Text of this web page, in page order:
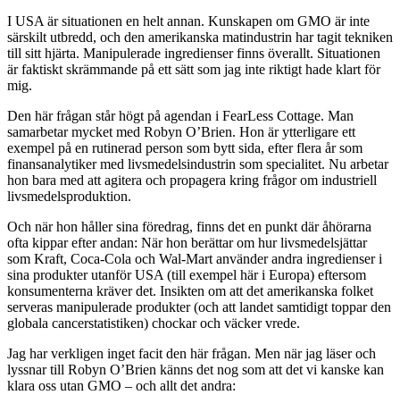
I USA är situationen en helt annan. Kunskapen om GMO är inte
särskilt utbredd, och den amerikanska matindustrin har tagit tekniken
till sitt hjärta. Manipulerade ingredienser finns överallt. Situationen
är faktiskt skrämmande på ett sätt som jag inte riktigt hade klart för
mig.
Den här frågan står högt på agendan i FearLess Cottage. Man
samarbetar mycket med Robyn O’Brien. Hon är ytterligare ett
exempel på en rutinerad person som bytt sida, efter flera år som
finansanalytiker med livsmedelsindustrin som specialitet. Nu arbetar
hon bara med att agitera och propagera kring frågor om industriell
livsmedelsproduktion.
Och när hon håller sina föredrag, finns det en punkt där åhörarna
ofta kippar efter andan: När hon berättar om hur livsmedelsjättar
som Kraft, Coca-Cola och Wal-Mart använder andra ingredienser i
sina produkter utanför USA (till exempel här i Europa) eftersom
konsumenterna kräver det. Insikten om att det amerikanska folket
serveras manipulerade produkter (och att landet samtidigt toppar den
globala cancerstatistiken) chockar och väcker vrede.
Jag har verkligen inget facit den här frågan. Men när jag läser och
lyssnar till Robyn O’Brien känns det nog som att det vi kanske kan
klara oss utan GMO – och allt det andra: